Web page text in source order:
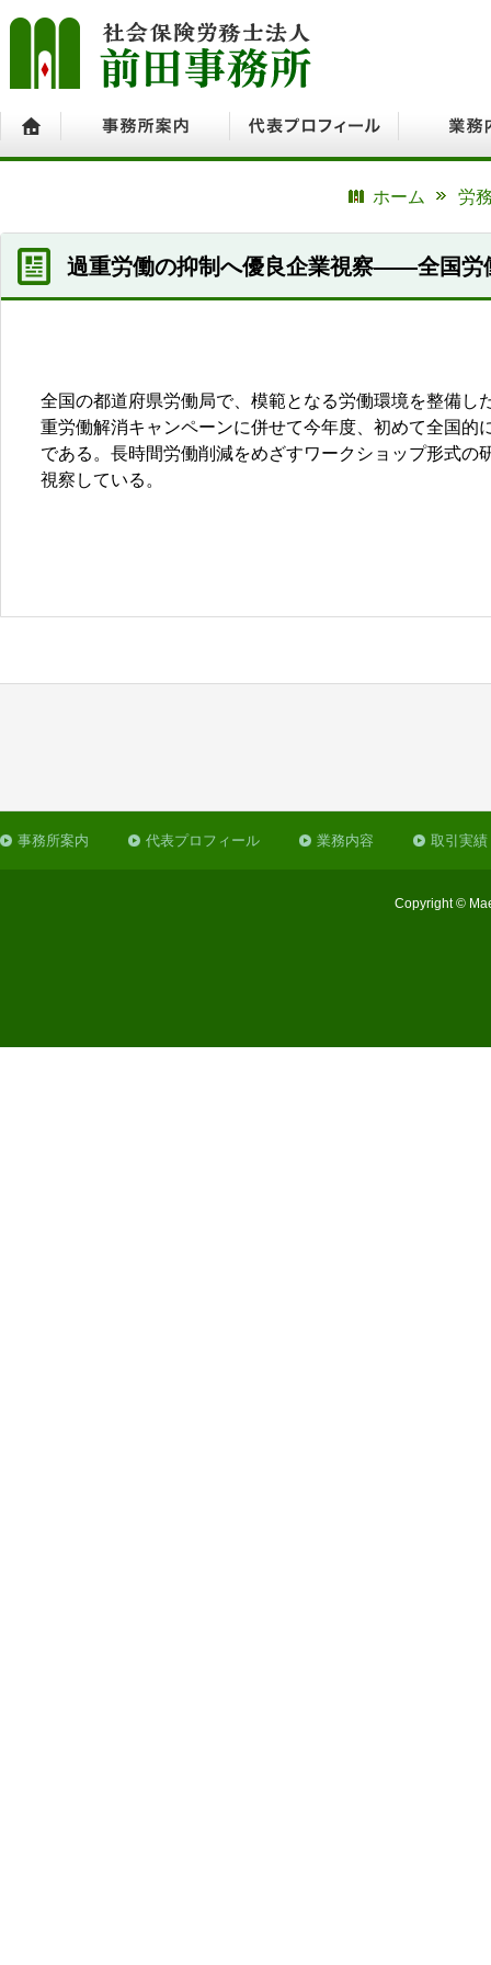
ホーム
労
過重労働の抑制へ優良企業視察――全国労
全国の都道府県労働局で、模範となる労働環境を整備
重労働解消キャンペーンに併せて今年度、初めて全国
である。長時間労働削減をめざすワークショップ形式
視察している。
事務所案内 代表プロフィール 業務内容 取引実績
Copyright ©